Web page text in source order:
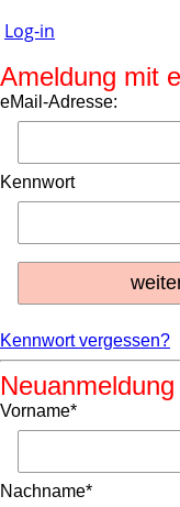
Log-in
Ameldung mit
eMail-Adresse:
Kennwort
Kennwort vergessen?
Neuanmeldung
Vorname*
Nachname*